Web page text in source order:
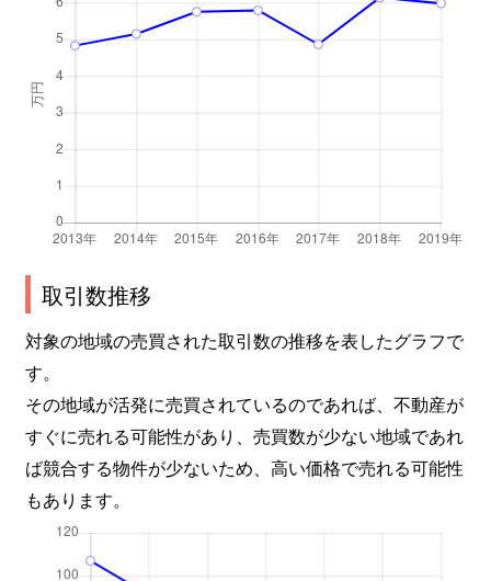
取引数推移
対象の地域の売買された取引数の推移を表したグラフで
す。
その地域が活発に売買されているのであれば、不動産が
すぐに売れる可能性があり、売買数が少ない地域であれ
ば競合する物件が少ないため、高い価格で売れる可能性
もあります。